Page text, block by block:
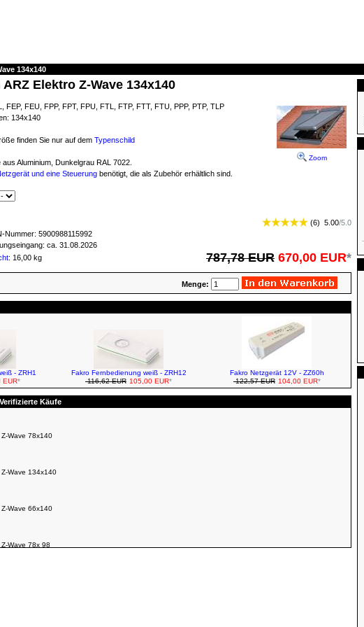
134x140
Elektro Z-Wave 134x140
Zoom
FEP, FEU, FPP, FPT, FPU, FTL, FTP, FTT, FTU, PPP, PTP, TLP
134x140
finden Sie nur auf dem Typenschild
Aluminium, Dunkelgrau RAL 7022.
und eine Steuerung benötigt, die als Zubehör erhältlich sind.
(6) 5.00/5.0
Nummer: 5900988115992
ca. 31.08.2026
: 16,00 kg 787,78 EUR 670,00 EUR*
Menge:
- ZRH1
EUR*
Fakro Fernbedienung weiß - ZRH12
116,62 EUR 105,00 EUR*
Fakro Netzgerät 12V - ZZ60h
122,57 EUR 104,00 EUR*
Käufe
Wave 78x140
Wave 134x140
Wave 66x140
Wave 78x 98